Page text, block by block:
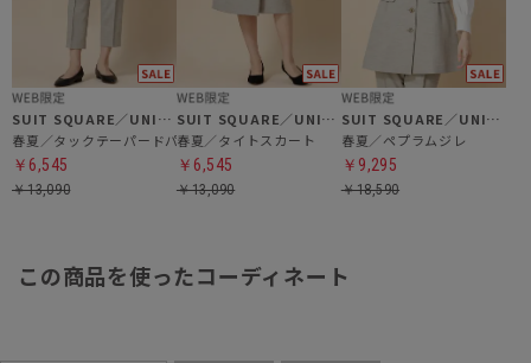
SUIT SQUARE／UNIVERSAL LANGUAGE／WHITE
春夏／タックテーパードパンツ
￥6,545
￥13,090
SUIT SQUARE／UNIVERSAL LANGUAGE／WHITE
春夏／タイトスカート
￥6,545
￥13,090
SUIT SQUARE／UNIVERSAL LANGUAGE／WHITE
春夏／ペプラムジレ
￥9,295
￥18,590
この商品を使ったコーディネート